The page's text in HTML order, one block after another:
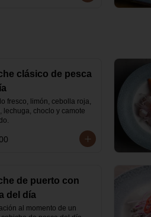
clásico de pesca
fresco, limón, cebolla roja,
lechuga, choclo y camote
de puerto con
del día
al momento de un